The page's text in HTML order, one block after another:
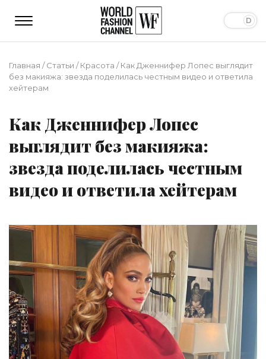
Главная /Статьи /Красота /Как Дженнифер Лопес выглядит
без макияжа: звезда поделилась честным видео и ответила
хейтерам
Как Дженнифер Лопес
выглядит без макияжа:
звезда поделилась честным
видео и ответила хейтерам